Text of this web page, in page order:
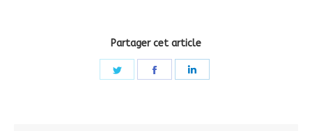
Partager cet article
Share
Share